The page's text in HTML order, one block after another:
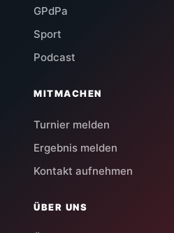
GPdPa
Sport
Podcast
MITMACHEN
Turnier melden
Ergebnis melden
Kontakt aufnehmen
ÜBER UNS